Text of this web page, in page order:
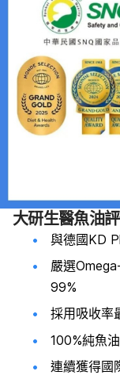
大研生醫魚油
與德國KD
嚴選
99%
採用吸收率
100%純魚
連續獲得國